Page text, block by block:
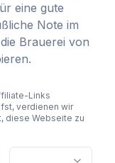
eine gute
Note im
Brauerei von
Links
verdienen wir
diese Webseite zu